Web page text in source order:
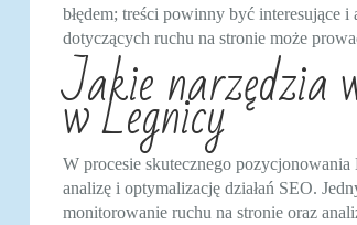
błędem; treści powinny być interesujące
dotyczących ruchu na stronie może
Jakie narzędzia
w Legnicy
W procesie skutecznego
analizę i optymalizację działań SEO.
monitorowanie ruchu na stronie oraz